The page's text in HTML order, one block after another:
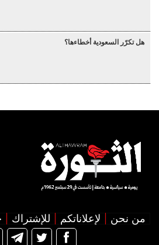
هل تكرّر السعودية أخطاءها؟
من نحن لإعلاناتكم للإشتراك